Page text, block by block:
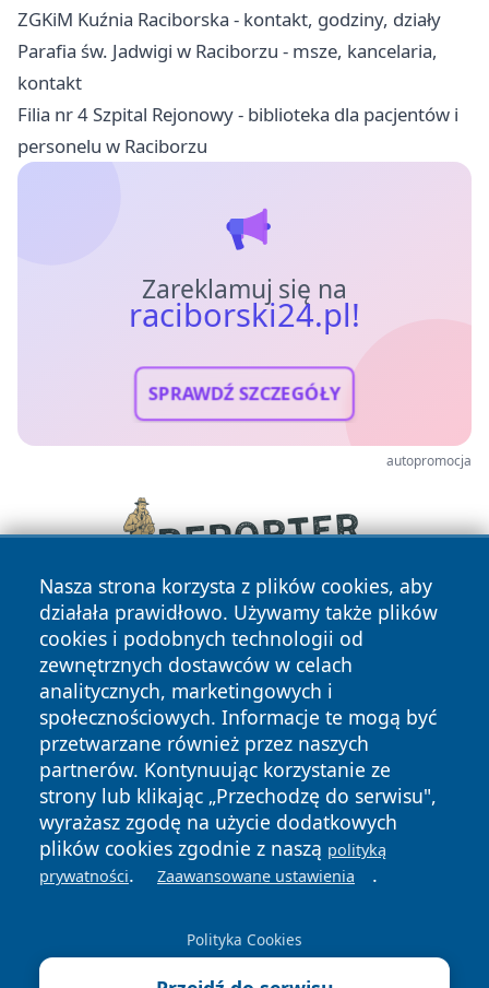
ZGKiM Kuźnia Raciborska - kontakt, godziny, działy
Parafia św. Jadwigi w Raciborzu - msze, kancelaria,
kontakt
Filia nr 4 Szpital Rejonowy - biblioteka dla pacjentów i
personelu w Raciborzu
Zareklamuj się na
raciborski24.pl!
SPRAWDŹ SZCZEGÓŁY
autopromocja
Nasza strona korzysta z plików cookies, aby
działała prawidłowo. Używamy także plików
cookies i podobnych technologii od
zewnętrznych dostawców w celach
analitycznych, marketingowych i
społecznościowych. Informacje te mogą być
przetwarzane również przez naszych
partnerów. Kontynuując korzystanie ze
strony lub klikając „Przechodzę do serwisu",
wyrażasz zgodę na użycie dodatkowych
plików cookies zgodnie z naszą polityką
prywatności. Zaawansowane ustawienia .
Polityka Cookies
Copyright © 2026 raciborski24.pl Wszystkie prawa
zastrzeżone.
News Autorzy
Polityka
Prywatności
Polityka
Cookies